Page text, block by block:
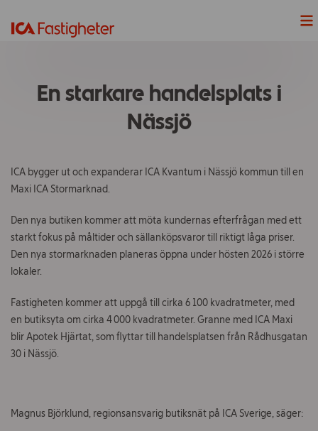
Våra Projekt
Lediga Lokaler
Hållbarhet
Våra handelsplatser
Om ICA Fastigheter
Jobba hos oss
En starkare handelsplats i
Nässjö
ICA bygger ut och expanderar ICA Kvantum i Nässjö kommun till en
Maxi ICA Stormarknad.
Den nya butiken kommer att möta kundernas efterfrågan med ett
starkt fokus på måltider och sällanköpsvaror till riktigt låga priser.
Den nya stormarknaden planeras öppna under hösten 2026 i större
lokaler.
Fastigheten kommer att uppgå till cirka 6 100 kvadratmeter, med
en butiksyta om cirka 4 000 kvadratmeter. Granne med ICA Maxi
blirApotek Hjärtat,som flyttartill handelsplatsen från Rådhusgatan
30 i Nässjö.
Magnus Björklund, regionsansvarig butiksnät på ICA Sverige, säger: